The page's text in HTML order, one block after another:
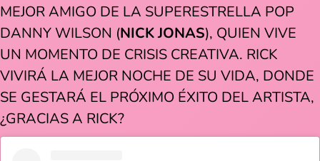
MEJOR AMIGO DE LA SUPERESTRELLA POP
DANNY WILSON (NICK JONAS), QUIEN VIVE
UN MOMENTO DE CRISIS CREATIVA. RICK
VIVIRÁ LA MEJOR NOCHE DE SU VIDA, DONDE
SE GESTARÁ EL PRÓXIMO ÉXITO DEL ARTISTA,
¿GRACIAS A RICK?